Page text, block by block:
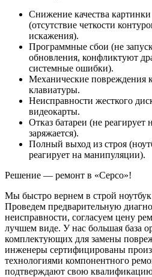
Снижение качества
(отсутствие четкости
искажения).
Программные сбои (не
обновления, конфликтуют
системные ошибки).
Механические повреждения
клавиатуры.
Неисправности жесткого
видеокарты.
Отказ батареи (не
заряжается).
Полный выход из строя
реагирует на манипуляции).
Решение — ремонт в «Серсо»!
Мы быстро вернем в строй
Проведем предварительную
неисправности, согласуем цену
лучшем виде. У нас большая база
комплектующих для замены
инженеры сертифицированы
технологиями компонентного
подтверждают свою